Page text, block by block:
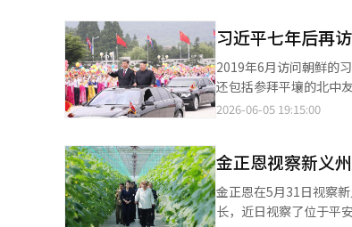
▲反对日本福岛污水排放的集会 ▲亲日清算运动等
及公共机构进行突袭示威而受到警方调
了围绕大进联的争议。
批评声音，呼吁对该组
习近平七年后再
2019年6月访问朝鲜的习近平
还包括参拜平壤的北中
筑，历来是中国高级官
（AI）系统翻译与编辑。
2026-06-05 19:15:00
金正恩视察新义
金正恩在5月31日视察新义州温
长，近日视察了位于平安北道新